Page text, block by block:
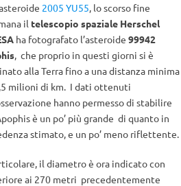
2005 YU55, lo scorso fine
il telescopio spaziale Herschel
ha fotografato l’asteroide 99942
, che proprio in questi giorni si è
alla Terra fino a una distanza minima
milioni di km. I dati ottenuti
hanno permesso di stabilire
è un po’ più grande di quanto in
stimato, e un po’ meno riflettente.
il diametro è ora indicato con
ai 270 metri precedentemente